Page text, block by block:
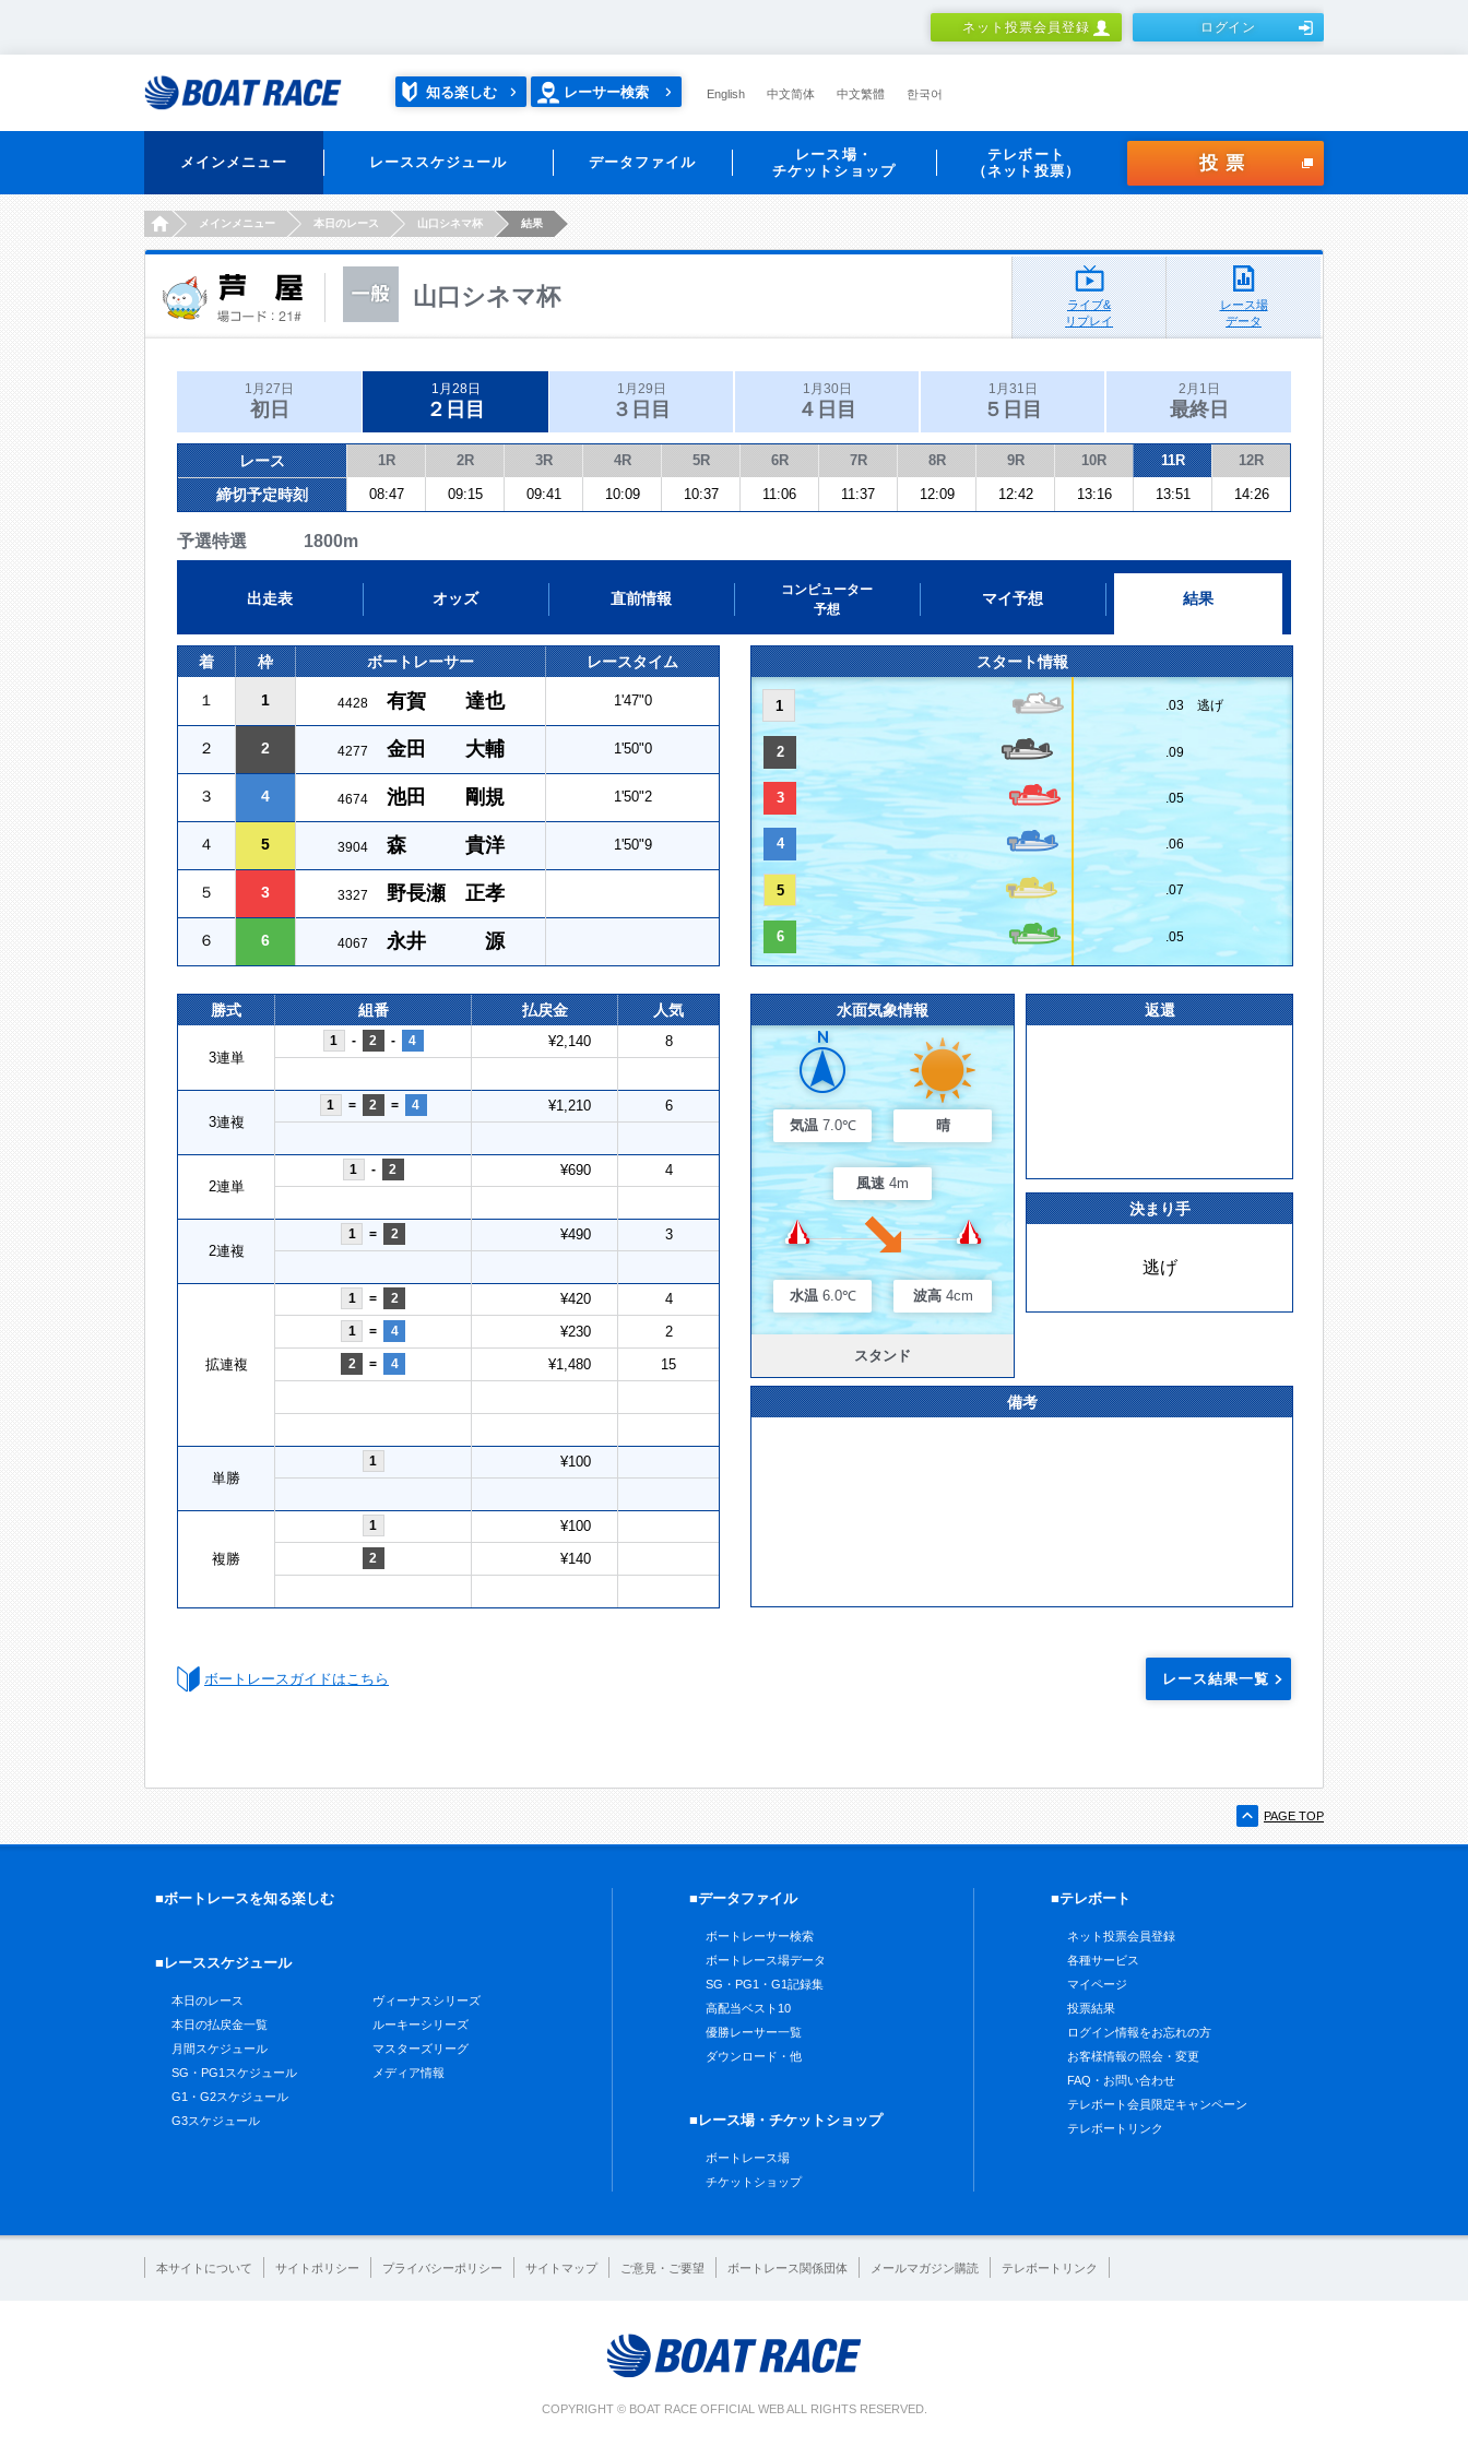
ネット投票会員登録 ログイン
知る楽しむ レーサー検索 English 中文简体 中文繁體 한국어
メインメニュー レーススケジュール データファイル
レース場・
チケットショップ
テレボート
（ネット投票）
投票
HOMEメインメニュー 本日のレース 山口シネマ杯 結果
山口シネマ杯
ライブ&
リプレイ
レース場
データ
1月27日
初日
1月28日
２日目
1月29日
３日目
1月30日
４日目
1月31日
５日目
2月1日
最終日
レース 1R 2R 3R 4R 5R 6R 7R 8R 9R 10R 11R 12R
締切予定時刻 08:47 09:15 09:41 10:09 10:37 11:06 11:37 12:09 12:42 13:16 13:51 14:26
予選特選 1800m
出走表 オッズ 直前情報
コンピューター
予想
マイ予想 結果
着 枠 ボートレーサー レースタイム
１ 1 4428 有賀 達也 1'47"0
２ 2 4277 金田 大輔 1'50"0
３ 4 4674 池田 剛規 1'50"2
４ 5 3904 森 貴洋 1'50"9
５ 3 3327 野長瀬 正孝
６ 6 4067 永井 源
スタート情報
1 .03 逃げ
2 .09
3 .05
4 .06
5 .07
6 .05
勝式 組番 払戻金 人気
3連単
1 - 2 - 4 ¥2,140 8
3連複
1 = 2 = 4 ¥1,210 6
2連単
1 - 2 ¥690 4
2連複
1 = 2 ¥490 3
拡連複
1 = 2 ¥420 4
1 = 4 ¥230 2
2 = 4 ¥1,480 15
単勝
1 ¥100
複勝
1 ¥100
2 ¥140
水面気象情報
気温 7.0℃ 晴
風速 4m
水温 6.0℃ 波高 4cm
スタンド
返還
決まり手
逃げ
備考
ボートレースガイドはこちら レース結果一覧
PAGE TOP
■ボートレースを知る楽しむ
■レーススケジュール
本日のレース
本日の払戻金一覧
月間スケジュール
SG・PG1スケジュール
G1・G2スケジュール
G3スケジュール
ヴィーナスシリーズ
ルーキーシリーズ
マスターズリーグ
メディア情報
■データファイル
ボートレーサー検索
ボートレース場データ
SG・PG1・G1記録集
高配当ベスト10
優勝レーサー一覧
ダウンロード・他
■レース場・チケットショップ
ボートレース場
チケットショップ
■テレボート
ネット投票会員登録
各種サービス
マイページ
投票結果
ログイン情報をお忘れの方
お客様情報の照会・変更
FAQ・お問い合わせ
テレボート会員限定キャンペーン
テレボートリンク
本サイトについて サイトポリシー プライバシーポリシー サイトマップ ご意見・ご要望 ボートレース関係団体 メールマガジン購読 テレボートリンク
COPYRIGHT © BOAT RACE OFFICIAL WEB ALL RIGHTS RESERVED.